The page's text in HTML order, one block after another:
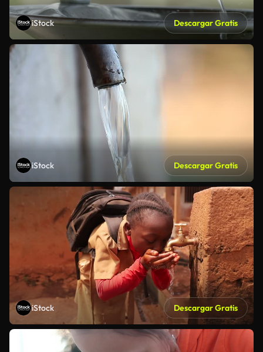
iStock Descargar Gratis
iStock Descargar Gratis
iStock Descargar Gratis